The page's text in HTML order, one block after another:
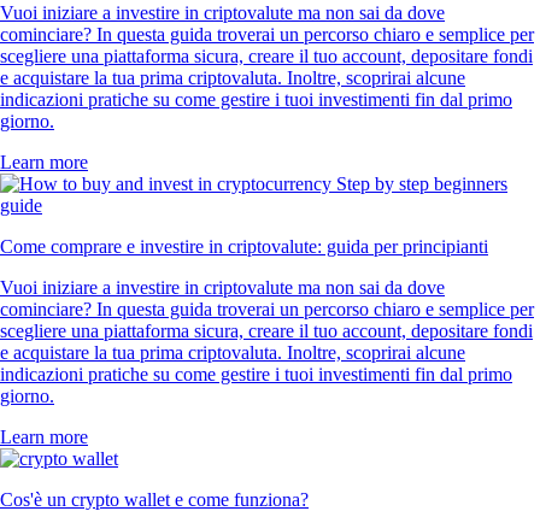
Vuoi iniziare a investire in criptovalute ma non sai da dove
cominciare? In questa guida troverai un percorso chiaro e semplice per
scegliere una piattaforma sicura, creare il tuo account, depositare fondi
e acquistare la tua prima criptovaluta. Inoltre, scoprirai alcune
indicazioni pratiche su come gestire i tuoi investimenti fin dal primo
giorno.
Learn more
Come comprare e investire in criptovalute: guida per principianti
Vuoi iniziare a investire in criptovalute ma non sai da dove
cominciare? In questa guida troverai un percorso chiaro e semplice per
scegliere una piattaforma sicura, creare il tuo account, depositare fondi
e acquistare la tua prima criptovaluta. Inoltre, scoprirai alcune
indicazioni pratiche su come gestire i tuoi investimenti fin dal primo
giorno.
Learn more
Cos'è un crypto wallet e come funziona?